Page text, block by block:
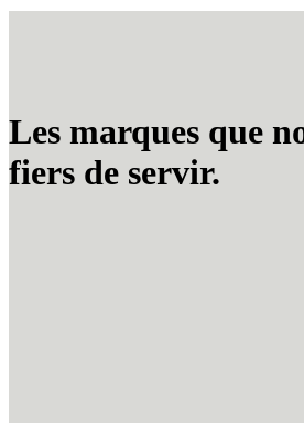
Les marques que
fiers de servir.